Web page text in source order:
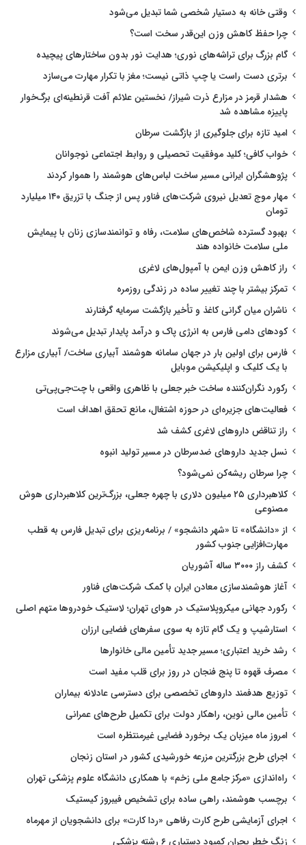
وقتی خانه به دستیار شخصی شما تبدیل می‌شود
چرا حفظ کاهش وزن این‌قدر سخت است؟
گام بزرگ برای تراشه‌های نوری؛ هدایت نور بدون ساختارهای پیچیده
برتری دست راست یا چپ ذاتی نیست؛ مغز با تکرار مهارت می‌سازد
هشدار قرمز در مزارع ذرت شیراز/ نخستین علائم آفت قرنطینه‌ای برگ‌خوار
پاییزه مشاهده شد
امید تازه برای جلوگیری از بازگشت سرطان
خواب کافی؛ کلید موفقیت تحصیلی و روابط اجتماعی نوجوانان
پژوهشگران ایرانی مسیر ساخت لباس‌های هوشمند را هموار کردند
مهار موج تعدیل نیروی شرکت‌های فناور پس از جنگ با تزریق ۱۴۰ میلیارد
تومان
بهبود گسترده شاخص‌های سلامت، رفاه و توانمندسازی زنان با پیمایش
ملی سلامت خانواده هند
راز کاهش وزن ایمن با آمپول‌های لاغری
تمرکز بیشتر با چند تغییر ساده در زندگی روزمره
ناشران میان گرانی کاغذ و تأخیر بازگشت سرمایه گرفتارند
کودهای دامی فارس به انرژی پاک و درآمد پایدار تبدیل می‌شوند
فارس برای اولین بار در جهان سامانه هوشمند آبیاری ساخت/ آبیاری مزارع
با یک کلیک و اپلیکیشن موبایل
رکورد نگران‌کننده ساخت خبر جعلی با ظاهری واقعی با چت‌جی‌پی‌تی
فعالیت‌های جزیره‌ای در حوزه اشتغال، مانع تحقق اهداف است
راز تناقض داروهای لاغری کشف شد
نسل جدید داروهای ضدسرطان در مسیر تولید انبوه
چرا سرطان ریشه‌کن نمی‌شود؟
کلاهبرداری ۲۵ میلیون دلاری با چهره جعلی، بزرگ‌ترین کلاهبرداری هوش
مصنوعی
از «دانشگاه» تا «شهر دانشجو» / برنامه‌ریزی برای تبدیل فارس به قطب
مهارت‌افزایی جنوب کشور
کشف راز ۳۰۰۰ ساله آشوریان
آغاز هوشمندسازی معادن ایران با کمک شرکت‌های فناور
رکورد جهانی میکروپلاستیک در هوای تهران؛ لاستیک خودروها متهم اصلی
استارشیپ و یک گام تازه به سوی سفرهای فضایی ارزان
رشد خرید اعتباری؛ مسیر جدید تأمین مالی خانوارها
مصرف قهوه تا پنج فنجان در روز برای قلب مفید است
توزیع هدفمند داروهای تخصصی برای دسترسی عادلانه بیماران
تأمین مالی نوین، راهکار دولت برای تکمیل طرح‌های عمرانی
امروز ماه میزبان یک برخورد فضایی غیرمنتظره است
اجرای طرح بزرگترین مزرعه خورشیدی کشور در استان زنجان
راه‌اندازی «مرکز جامع ملی زخم» با همکاری دانشگاه علوم پزشکی تهران
برچسب هوشمند، راهی ساده برای تشخیص فیبروز کیستیک
اجرای آزمایشی طرح کارت رفاهی «ردا کارت» برای دانشجویان از مهرماه
زنگ خطر بحران کمبود دستیاری ۶ رشته پزشکی